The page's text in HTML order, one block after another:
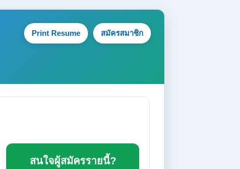
Print Resume สมัครสมาชิก
สนใจผู้สมัครรายนี้?